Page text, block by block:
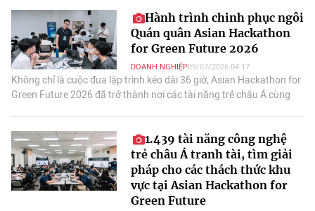
Hành trình chinh phục ngôi
Quán quân Asian Hackathon
for Green Future 2026
DOANH NGHIỆP09/07/2026 04:17
Không chỉ là cuộc đua lập trình kéo dài 36 giờ, Asian Hackathon for
Green Future 2026 đã trở thành nơi các tài năng trẻ châu Á cùng
1.439 tài năng công nghệ
trẻ châu Á tranh tài, tìm giải
pháp cho các thách thức khu
vực tại Asian Hackathon for
Green Future